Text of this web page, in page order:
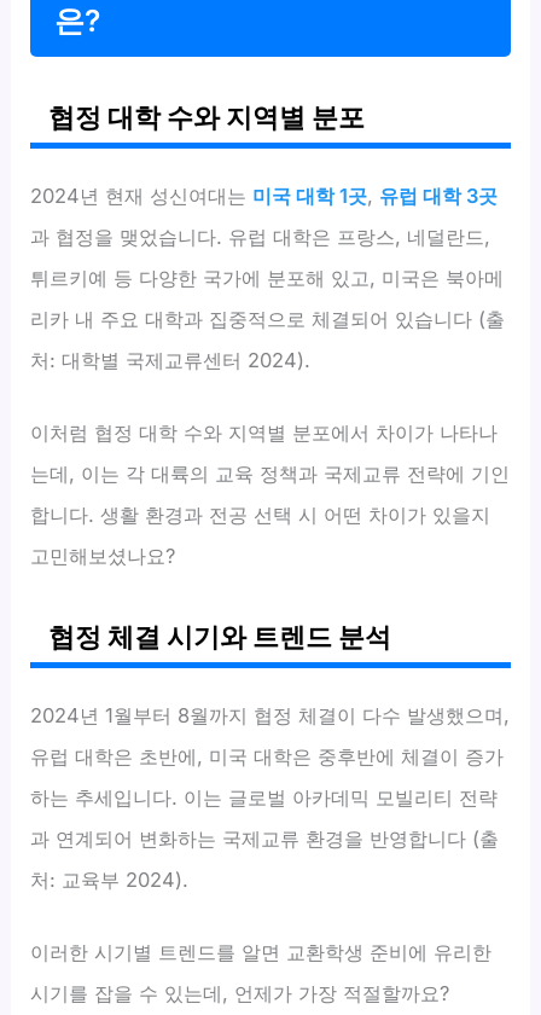
은?
협정 대학 수와 지역별 분포
2024년 현재 성신여대는 미국 대학 1곳, 유럽 대학 3곳
과 협정을 맺었습니다. 유럽 대학은 프랑스, 네덜란드,
튀르키예 등 다양한 국가에 분포해 있고, 미국은 북아메
리카 내 주요 대학과 집중적으로 체결되어 있습니다 (출
처: 대학별 국제교류센터 2024).
이처럼 협정 대학 수와 지역별 분포에서 차이가 나타나
는데, 이는 각 대륙의 교육 정책과 국제교류 전략에 기인
합니다. 생활 환경과 전공 선택 시 어떤 차이가 있을지
고민해보셨나요?
협정 체결 시기와 트렌드 분석
2024년 1월부터 8월까지 협정 체결이 다수 발생했으며,
유럽 대학은 초반에, 미국 대학은 중후반에 체결이 증가
하는 추세입니다. 이는 글로벌 아카데믹 모빌리티 전략
과 연계되어 변화하는 국제교류 환경을 반영합니다 (출
처: 교육부 2024).
이러한 시기별 트렌드를 알면 교환학생 준비에 유리한
시기를 잡을 수 있는데, 언제가 가장 적절할까요?